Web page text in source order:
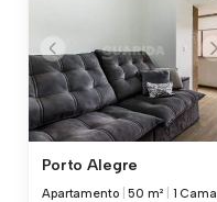
Porto Alegre
Apartamento |50 m² 1 Cama